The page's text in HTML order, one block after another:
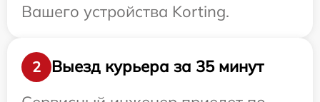
Вашего устройства Korting.
2
Выезд курьера за 35 минут